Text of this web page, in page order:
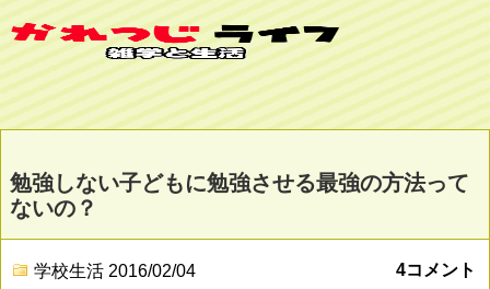
勉強しない子どもに勉強させる最強の方法って
ないの？
学校生活 2016/02/04 4コメント